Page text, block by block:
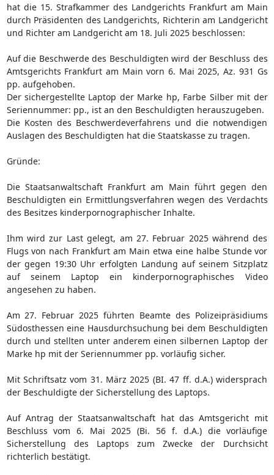
hat die 15. Strafkammer des Landgerichts Frankfurt am Main
durch Präsidenten des Landgerichts, Richterin am Landgericht
und Richter am Landgericht am 18. Juli 2025 beschlossen:
Auf die Beschwerde des Beschuldigten wird der Beschluss des
Amtsgerichts Frankfurt am Main vorn 6. Mai 2025, Az. 931 Gs
pp. aufgehoben.
Der sichergestellte Laptop der Marke hp, Farbe Silber mit der
Seriennummer: pp., ist an den Beschuldigten herauszugeben.
Die Kosten des Beschwerdeverfahrens und die notwendigen
Auslagen des Beschuldigten hat die Staatskasse zu tragen.
Gründe:
Die Staatsanwaltschaft Frankfurt am Main führt gegen den
Beschuldigten ein Ermittlungsverfahren wegen des Verdachts
des Besitzes kinderpornographischer Inhalte.
Ihm wird zur Last gelegt, am 27. Februar 2025 während des
Flugs von nach Frankfurt am Main etwa eine halbe Stunde vor
der gegen 19:30 Uhr erfolgten Landung auf seinem Sitzplatz
auf seinem Laptop ein kinderpornographisches Video
angesehen zu haben.
Am 27. Februar 2025 führten Beamte des Polizeipräsidiums
Südosthessen eine Hausdurchsuchung bei dem Beschuldigten
durch und stellten unter anderem einen silbernen Laptop der
Marke hp mit der Seriennummer pp. vorläufig sicher.
Mit Schriftsatz vom 31. März 2025 (BI. 47 ff. d.A.) widersprach
der Beschuldigte der Sicherstellung des Laptops.
Auf Antrag der Staatsanwaltschaft hat das Amtsgericht mit
Beschluss vom 6. Mai 2025 (Bi. 56 f. d.A.) die vorläufige
Sicherstellung des Laptops zum Zwecke der Durchsicht
richterlich bestätigt.